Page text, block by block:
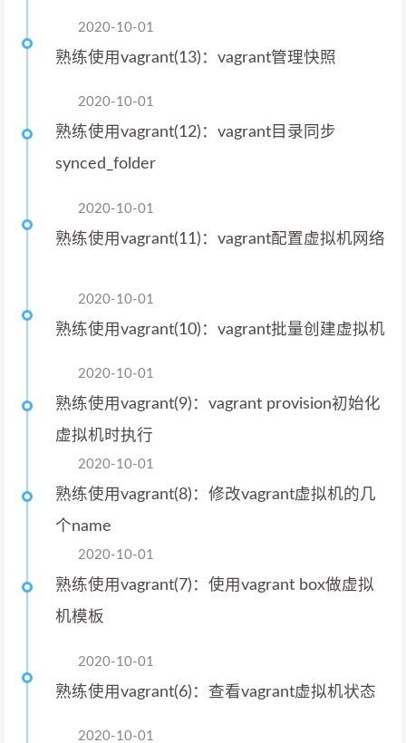
2020-10-01
熟练使用vagrant(13)：vagrant管理快照
2020-10-01
熟练使用vagrant(12)：vagrant目录同步
synced_folder
2020-10-01
熟练使用vagrant(11)：vagrant配置虚拟机网络
2020-10-01
熟练使用vagrant(10)：vagrant批量创建虚拟机
2020-10-01
熟练使用vagrant(9)：vagrant provision初始化
虚拟机时执行
2020-10-01
熟练使用vagrant(8)：修改vagrant虚拟机的几
个name
2020-10-01
熟练使用vagrant(7)：使用vagrant box做虚拟
机模板
2020-10-01
熟练使用vagrant(6)：查看vagrant虚拟机状态
2020-10-01